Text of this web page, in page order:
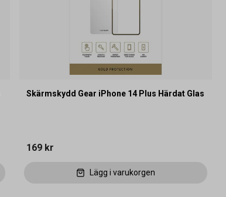
Skärmskydd Gear iPhone 14 Plus Härdat Glas
169 kr
Lägg i varukorgen